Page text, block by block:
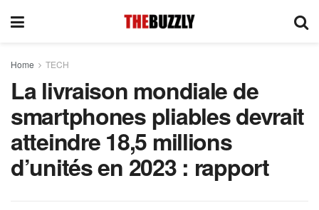
Home TECH
La livraison mondiale de
smartphones pliables devrait
atteindre 18,5 millions
d’unités en 2023 : rapport